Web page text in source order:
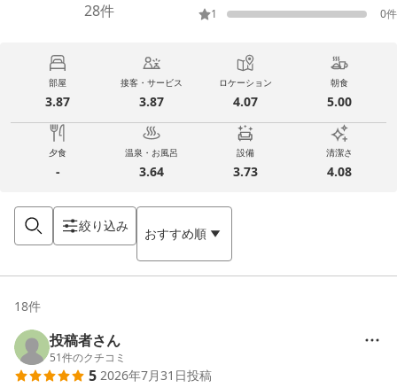
28件
1
0件
部屋
3.87
接客・サービス
3.87
ロケーション
4.07
朝食
5.00
夕食
-
温泉・お風呂
3.64
設備
3.73
清潔さ
4.08
絞り込み おすすめ順
18件
投稿者さん
51件のクチコミ
5 2026年7月31日投稿